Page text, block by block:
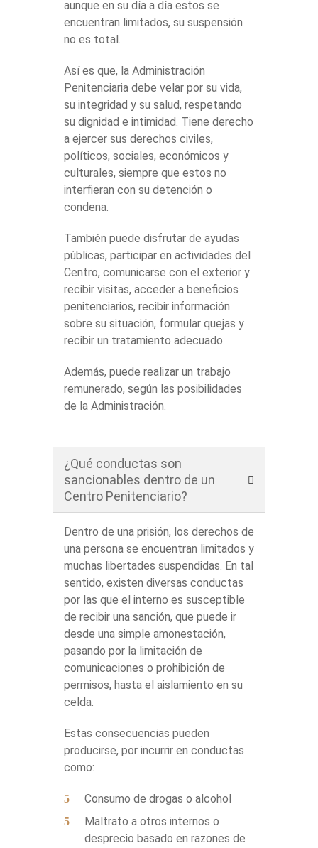
aunque en su día a día estos se
encuentran limitados, su suspensión
no es total.
Así es que, la Administración
Penitenciaria debe velar por su vida,
su integridad y su salud, respetando
su dignidad e intimidad. Tiene derecho
a ejercer sus derechos civiles,
políticos, sociales, económicos y
culturales, siempre que estos no
interfieran con su detención o
condena.
También puede disfrutar de ayudas
públicas, participar en actividades del
Centro, comunicarse con el exterior y
recibir visitas, acceder a beneficios
penitenciarios, recibir información
sobre su situación, formular quejas y
recibir un tratamiento adecuado.
Además, puede realizar un trabajo
remunerado, según las posibilidades
de la Administración.
¿Qué conductas son
sancionables dentro de un
Centro Penitenciario?
Dentro de una prisión, los derechos de
una persona se encuentran limitados y
muchas libertades suspendidas. En tal
sentido, existen diversas conductas
por las que el interno es susceptible
de recibir una sanción, que puede ir
desde una simple amonestación,
pasando por la limitación de
comunicaciones o prohibición de
permisos, hasta el aislamiento en su
celda.
Estas consecuencias pueden
producirse, por incurrir en conductas
como:
Consumo de drogas o alcohol
Maltrato a otros internos o
desprecio basado en razones de